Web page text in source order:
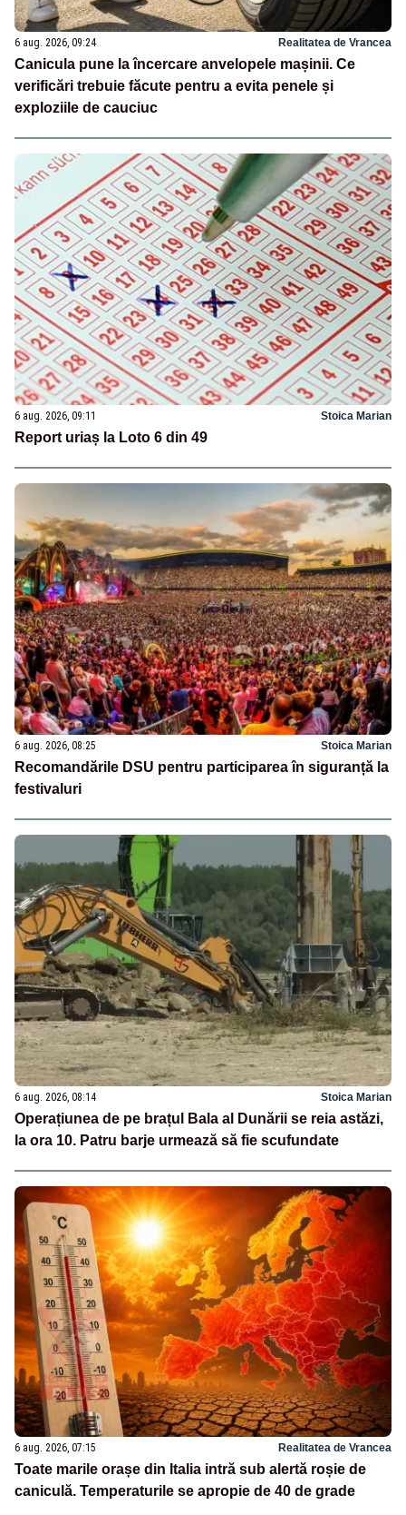
6 aug. 2026, 09:24 Realitatea de Vrancea
Canicula pune la încercare anvelopele mașinii. Ce
verificări trebuie făcute pentru a evita penele și
exploziile de cauciuc
6 aug. 2026, 09:11 Stoica Marian
Report uriaș la Loto 6 din 49
6 aug. 2026, 08:25 Stoica Marian
Recomandările DSU pentru participarea în siguranță la
festivaluri
6 aug. 2026, 08:14 Stoica Marian
Operațiunea de pe brațul Bala al Dunării se reia astăzi,
la ora 10. Patru barje urmează să fie scufundate
6 aug. 2026, 07:15 Realitatea de Vrancea
Toate marile orașe din Italia intră sub alertă roșie de
caniculă. Temperaturile se apropie de 40 de grade